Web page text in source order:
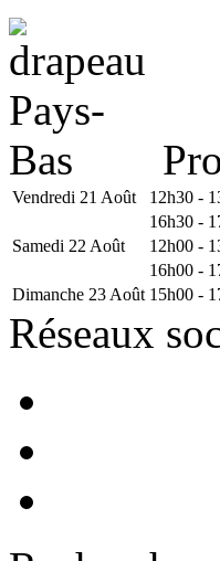
Vendredi 21 Août 12h30 -
16h30 -
Samedi 22 Août
12h00 -
16h00 -
Dimanche 23 Août 15h00 -
Réseaux